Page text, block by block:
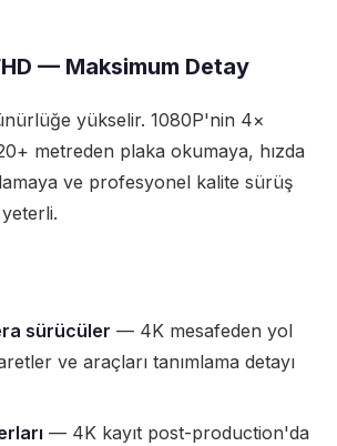
— Maksimum Detay
yükselir. 1080P'nin 4×
metreden plaka okumaya, hızda
ve profesyonel kalite sürüş
sürücüler — 4K mesafeden yol
ve araçları tanımlama detayı
— 4K kayıt post-production'da